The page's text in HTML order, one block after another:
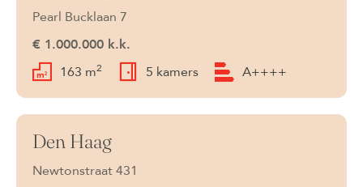
Pearl Bucklaan 7
€ 1.000.000 k.k.
163 m2 5 kamers A++++
Beschikbaar
Den Haag
Newtonstraat 431